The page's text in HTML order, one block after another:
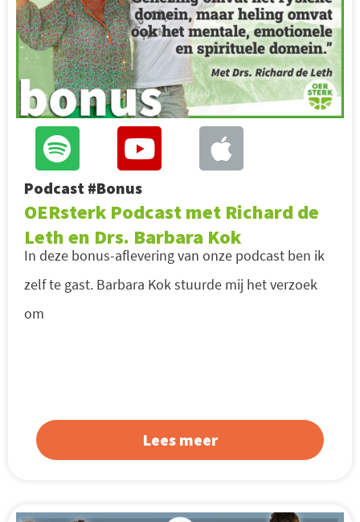
Podcast #Bonus
OERsterk Podcast met Richard de
Leth en Drs. Barbara Kok
In deze bonus-aflevering van onze podcast ben ik
zelf te gast. Barbara Kok stuurde mij het verzoek
om
Lees meer